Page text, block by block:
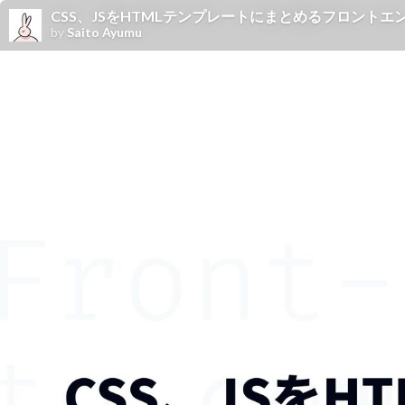
CSS、JSをHTMLテンプレートにまとめるフロントエ
by Saito Ayumu